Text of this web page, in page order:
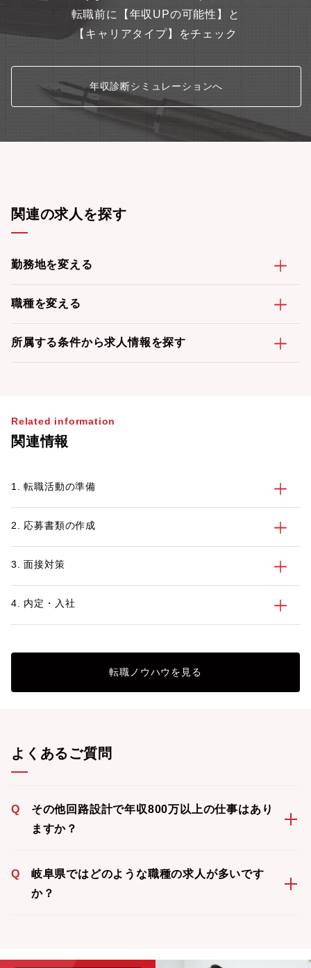
転職前に【年収UPの可能性】と
【キャリアタイプ】をチェック
年収診断シミュレーションへ
関連の求人を探す
勤務地を変える
職種を変える
所属する条件から求人情報を探す
Related information
関連情報
1. 転職活動の準備
2. 応募書類の作成
3. 面接対策
4. 内定・入社
転職ノウハウを見る
よくあるご質問
Q
その他回路設計で年収800万以上の仕事はあり
ますか？
Q
岐阜県ではどのような職種の求人が多いです
か？